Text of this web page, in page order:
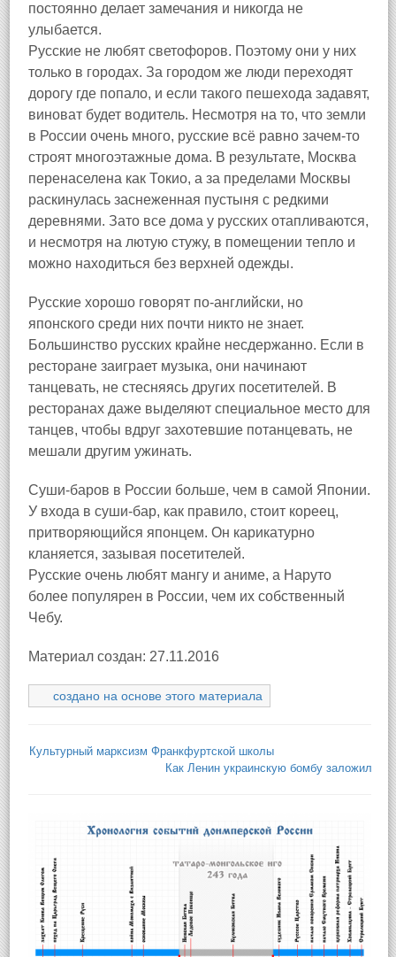
постоянно делает замечания и никогда не
улыбается.
Русские не любят светофоров. Поэтому они у них
только в городах. За городом же люди переходят
дорогу где попало, и если такого пешехода задавят,
виноват будет водитель. Несмотря на то, что земли
в России очень много, русские всё равно зачем-то
строят многоэтажные дома. В результате, Москва
перенаселена как Токио, а за пределами Москвы
раскинулась заснеженная пустыня с редкими
деревнями. Зато все дома у русских отапливаются,
и несмотря на лютую стужу, в помещении тепло и
можно находиться без верхней одежды.
Русские хорошо говорят по-английски, но
японского среди них почти никто не знает.
Большинство русских крайне несдержанно. Если в
ресторане заиграет музыка, они начинают
танцевать, не стесняясь других посетителей. В
ресторанах даже выделяют специальное место для
танцев, чтобы вдруг захотевшие потанцевать, не
мешали другим ужинать.
Суши-баров в России больше, чем в самой Японии.
У входа в суши-бар, как правило, стоит кореец,
притворяющийся японцем. Он карикатурно
кланяется, зазывая посетителей.
Русские очень любят мангу и аниме, а Наруто
более популярен в России, чем их собственный
Чебу.
Материал создан: 27.11.2016
создано на основе этого материала
Культурный марксизм Франкфуртской школы
Как Ленин украинскую бомбу заложил